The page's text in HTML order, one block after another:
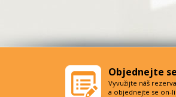
Objednejte
Vyvužijte náš
a objednejte se on-